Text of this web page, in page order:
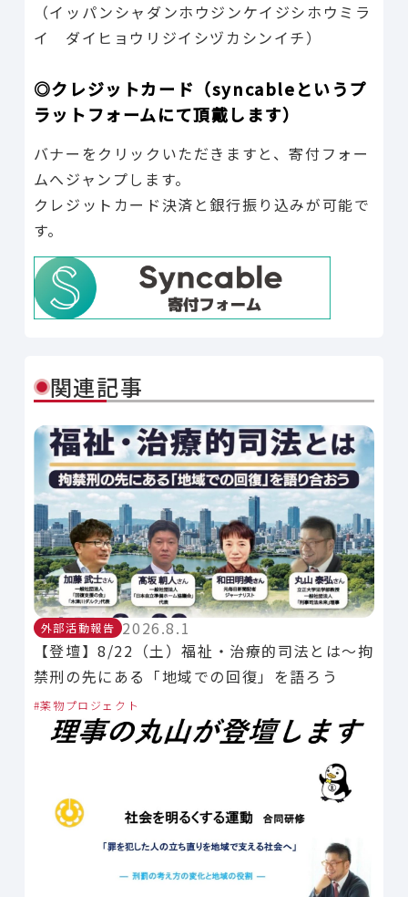
（イッパンシャダンホウジンケイジシホウミラ
イ ダイヒョウリジイシヅカシンイチ）
◎クレジットカード（syncableというプ
ラットフォームにて頂戴します）
バナーをクリックいただきますと、寄付フォー
ムへジャンプします。
クレジットカード決済と銀行振り込みが可能で
す。
関連記事
外部活動報告 2026.8.1
【登壇】8/22（土）福祉・治療的司法とは～拘
禁刑の先にある「地域での回復」を語ろう
薬物プロジェクト